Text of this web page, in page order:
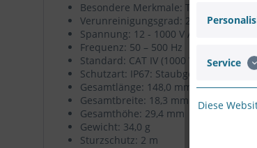
Besondere Merkmale: Tiefer
Verunreinigungsgrad: 2
Spannung: 12 - 1000 V AC
Frequenz: 50 – 500 Hz
Standard: CAT IV (1000 V)
Schutzart: IP67: Staubgeschützt und
Gesamtlänge: 148,0 mm
Gesamtbreite: 18,3 mm
Gesamthöhe: 29,4 mm
Gewicht: 34,0 g
Sturzschutz: 2 m
Service
Diese